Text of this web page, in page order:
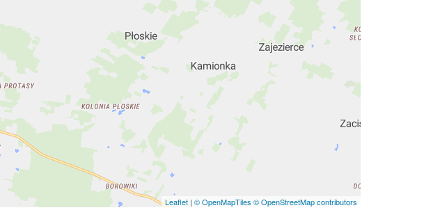
Leaflet | © OpenMapTiles © OpenStreetMap contributors